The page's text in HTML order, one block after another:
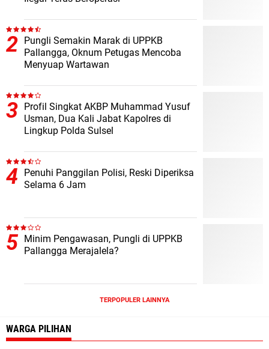
Pungli Semakin Marak di UPPKB
Pallangga, Oknum Petugas Mencoba
Menyuap Wartawan
Profil Singkat AKBP Muhammad Yusuf
Usman, Dua Kali Jabat Kapolres di
Lingkup Polda Sulsel
Penuhi Panggilan Polisi, Reski Diperiksa
Selama 6 Jam
Minim Pengawasan, Pungli di UPPKB
Pallangga Merajalela?
TERPOPULER LAINNYA
WARGA PILIHAN